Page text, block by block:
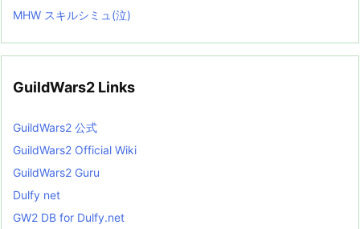
MHW スキルシミュ(泣)
GuildWars2 Links
GuildWars2 公式
GuildWars2 Official Wiki
GuildWars2 Guru
Dulfy net
GW2 DB for Dulfy.net